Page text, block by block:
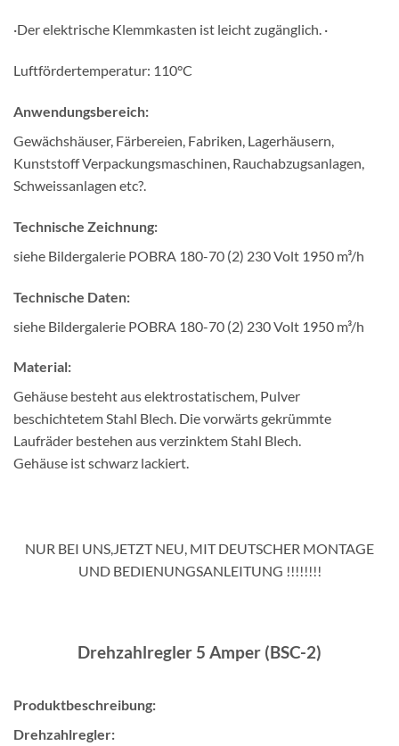
·Der elektrische Klemmkasten ist leicht zugänglich. ·
Luftfördertemperatur: 110°C
Anwendungsbereich:
Gewächshäuser, Färbereien, Fabriken, Lagerhäusern,
Kunststoff Verpackungsmaschinen, Rauchabzugsanlagen,
Schweissanlagen etc?.
Technische Zeichnung:
siehe Bildergalerie POBRA 180-70 (2) 230 Volt 1950 m³/h
Technische Daten:
siehe Bildergalerie POBRA 180-70 (2) 230 Volt 1950 m³/h
Material:
Gehäuse besteht aus elektrostatischem, Pulver
beschichtetem Stahl Blech. Die vorwärts gekrümmte
Laufräder bestehen aus verzinktem Stahl Blech.
Gehäuse ist schwarz lackiert.
NUR BEI UNS,JETZT NEU, MIT DEUTSCHER MONTAGE
UND BEDIENUNGSANLEITUNG !!!!!!!!
Drehzahlregler 5 Amper (BSC-2)
Produktbeschreibung:
Drehzahlregler: